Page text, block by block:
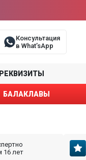
Консультация
в What’sApp
РЕКВИЗИТЫ
БАЛАКЛАВЫ
16 лет